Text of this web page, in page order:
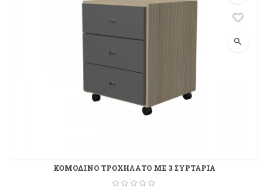
search
ΚΟΜΟΔΙΝΟ ΤΡΟΧΗΛΑΤΟ ΜΕ 3 ΣΥΡΤΑΡΙΑ